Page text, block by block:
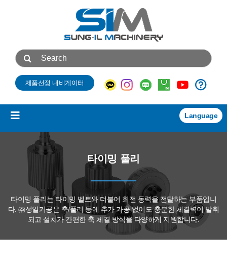
검
색:
제품선정 내비게이터
Toggle
Navigation
제품소개
기술자료
회사소개
Language
타이밍 풀리
타이밍 풀리는 타이밍 벨트와 더불어 회전 동력을 전달하는 부품입니
다. ㈜성일기공은 축/풀리 등에 추가 가공 없이도 충분한 체결력이 발휘
되고 설치가 간편한 축 체결 방식을 다양하게 지원합니다.